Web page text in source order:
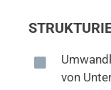
von